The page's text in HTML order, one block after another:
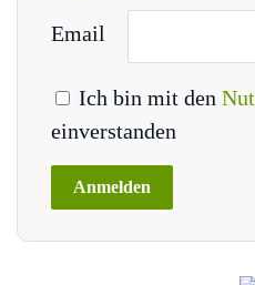
Email
Ich bin mit den
einverstanden